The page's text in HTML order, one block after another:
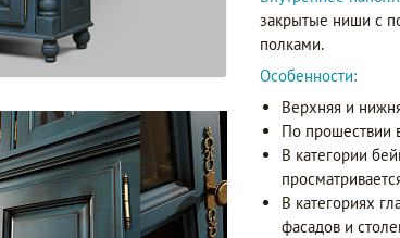
закрытые ниши с
полками.
Особенности:
Верхняя и
По прошествии
В категории
В категориях
фасадов и